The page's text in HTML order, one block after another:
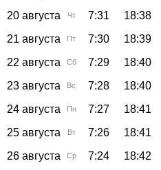
20 августа
Чт 7:31 18:38
21 августа
Пт 7:30 18:39
22 августа
Сб 7:29 18:40
23 августа
Вс 7:28 18:40
24 августа
Пн 7:27 18:41
25 августа
Вт 7:26 18:41
26 августа
Ср 7:24 18:42